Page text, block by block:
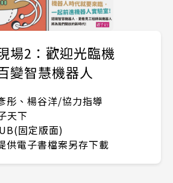
場2：歡迎光臨機
變智慧機器人
彤、楊谷洋/協力指導
天下
固定版面)
供電子書檔案另存下載